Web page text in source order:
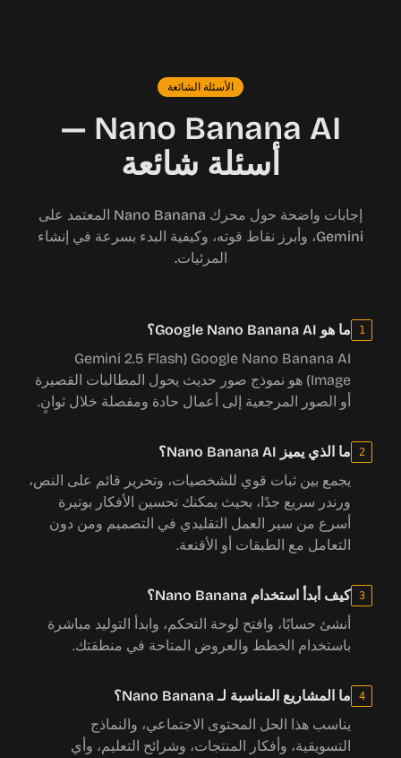
الأسئلة الشائعة
Nano Banana AI —
أسئلة شائعة
إجابات واضحة حول محرك Nano Banana المعتمد على
Gemini، وأبرز نقاط قوته، وكيفية البدء بسرعة في إنشاء
المرئيات.
1
ما هو Google Nano Banana AI؟
Google Nano Banana AI ‏(Gemini 2.5 Flash
Image) هو نموذج صور حديث يحول المطالبات القصيرة
أو الصور المرجعية إلى أعمال حادة ومفصلة خلال ثوانٍ.
2
ما الذي يميز Nano Banana AI؟
يجمع بين ثبات قوي للشخصيات، وتحرير قائم على النص،
ورندر سريع جدًا، بحيث يمكنك تحسين الأفكار بوتيرة
أسرع من سير العمل التقليدي في التصميم ومن دون
التعامل مع الطبقات أو الأقنعة.
3
كيف أبدأ استخدام Nano Banana؟
أنشئ حسابًا، وافتح لوحة التحكم، وابدأ التوليد مباشرة
باستخدام الخطط والعروض المتاحة في منطقتك.
4
ما المشاريع المناسبة لـ Nano Banana؟
يناسب هذا الحل المحتوى الاجتماعي، والنماذج
التسويقية، وأفكار المنتجات، وشرائح التعليم، وأي